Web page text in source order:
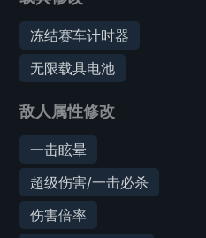
冻结赛车计时器
无限载具电池
敌人属性修改
一击眩晕
超级伤害/一击必杀
伤害倍率